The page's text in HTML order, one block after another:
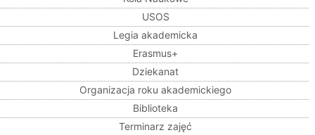
USOS
Legia akademicka
Erasmus+
Dziekanat
Organizacja roku akademickiego
Biblioteka
Terminarz zajęć